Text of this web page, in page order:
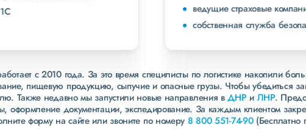
ведущие страховые компании
собственная служба безопасности
с 2010 года. За это время специлисты по логистике накопили
пищевую продукцию, сыпучие и опасные грузы. Чтобы убедиться
Также недавно мы запустили новые направления вДНР и ЛНР.
оформление документации, экспедирование. За каждым клиентом
форму на сайте или звоните по номеру 8 800 551-74-90(Бесплатно